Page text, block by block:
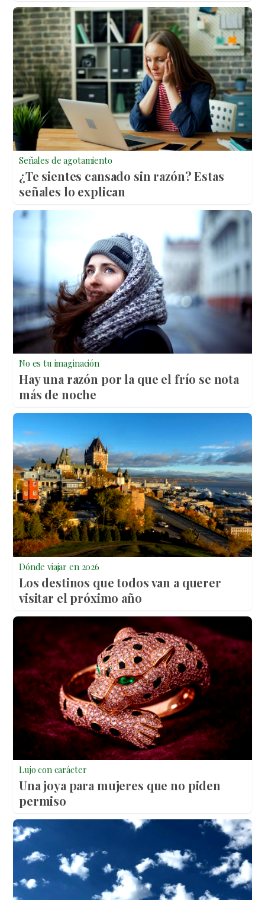
Señales de agotamiento
¿Te sientes cansado sin razón? Estas
señales lo explican
No es tu imaginación
Hay una razón por la que el frío se nota
más de noche
Dónde viajar en 2026
Los destinos que todos van a querer
visitar el próximo año
Lujo con carácter
Una joya para mujeres que no piden
permiso